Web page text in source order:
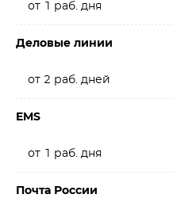
от 1 раб. дня
Деловые линии
от 2 раб. дней
EMS
от 1 раб. дня
Почта России